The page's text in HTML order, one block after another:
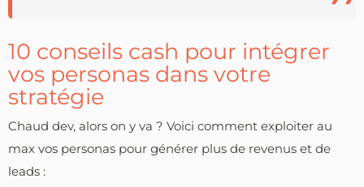
10 conseils cash pour intégrer
vos personas dans votre
stratégie
Chaud dev, alors on y va ? Voici comment exploiter au
max vos personas pour générer plus de revenus et de
leads :